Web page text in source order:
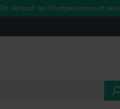
Verkauf an Privatpersonen ist